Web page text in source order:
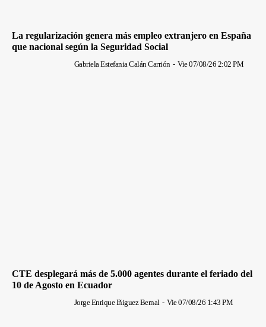
La regularización genera más empleo extranjero en España
que nacional según la Seguridad Social
Gabriela Estefania Calán Carrión - Vie 07/08/26 2:02 PM
CTE desplegará más de 5.000 agentes durante el feriado del
10 de Agosto en Ecuador
Jorge Enrique Iñiguez Bernal - Vie 07/08/26 1:43 PM